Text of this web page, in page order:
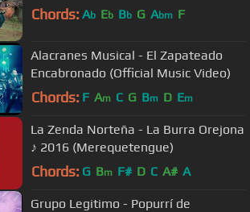
Chords: Ab Eb Bb G Abm F
Alacranes Musical - El Zapateado
Encabronado (Official Music Video)
Chords: F Am C G Bm D Em
La Zenda Norteña - La Burra Orejona
♪ 2016 (Merequetengue)
Chords: G Bm F# D C A# A
Grupo Legitimo - Popurrí de